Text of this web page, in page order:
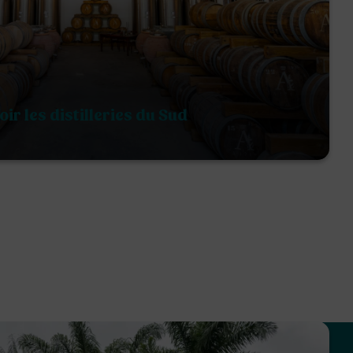
les distilleries du Sud